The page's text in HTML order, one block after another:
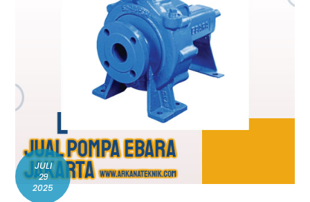
JULI
29
2025